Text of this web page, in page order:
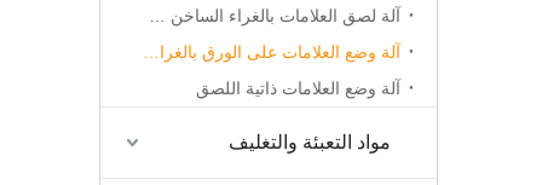
آلة وضع العلامات ذاتية اللصق
مواد التعبئة والتغليف